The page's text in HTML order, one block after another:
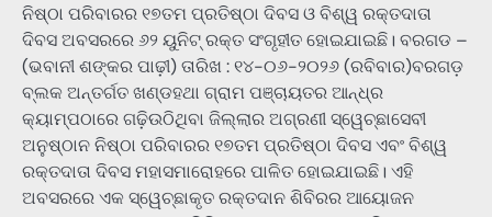
ନିଷ୍ଠା ପରିବାରର ୧୭ତମ ପ୍ରତିଷ୍ଠା ଦିବସ ଓ ବିଶ୍ୱ ରକ୍ତଦାତା
ଦିବସ ଅବସରରେ ୬୨ ୟୁନିଟ୍ ରକ୍ତ ସଂଗୃହୀତ ହୋଇଯାଇଛି। ବରଗଡ –
(ଭବାନୀ ଶଙ୍କର ପାଢ଼ୀ) ତାରିଖ : ୧୪-୦୬-୨୦୨୬ (ରବିବାର)ବରଗଡ଼
ବ୍ଲକ ଅନ୍ତର୍ଗତ ଖଣ୍ଡହଥା ଗ୍ରାମ ପଞ୍ଚାୟତର ଆନ୍ଧ୍ର
କ୍ୟାମ୍ପଠାରେ ଗଢ଼ିଉଠିଥିବା ଜିଲ୍ଲାର ଅଗ୍ରଣୀ ସ୍ୱେଚ୍ଛାସେବୀ
ଅନୁଷ୍ଠାନ ନିଷ୍ଠା ପରିବାରର ୧୭ତମ ପ୍ରତିଷ୍ଠା ଦିବସ ଏବଂ ବିଶ୍ୱ
ରକ୍ତଦାତା ଦିବସ ମହାସମାରୋହରେ ପାଳିତ ହୋଇଯାଇଛି। ଏହି
ଅବସରରେ ଏକ ସ୍ୱେଚ୍ଛାକୃତ ରକ୍ତଦାନ ଶିବିରର ଆୟୋଜନ